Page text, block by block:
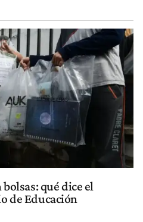
qué dice el
de Educación